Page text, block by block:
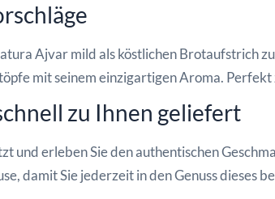
Ajvar mild als köstlichen Brotaufstrich
mit seinem einzigartigen Aroma.
zu Ihnen geliefert
und erleben Sie den authentischen
damit Sie jederzeit in den Genuss dieses